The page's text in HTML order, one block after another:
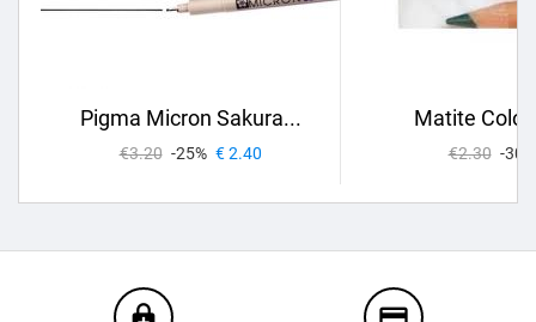
Pigma Micron Sakura...
€3.20 -25% € 2.40
Matite
€2.30 -30%